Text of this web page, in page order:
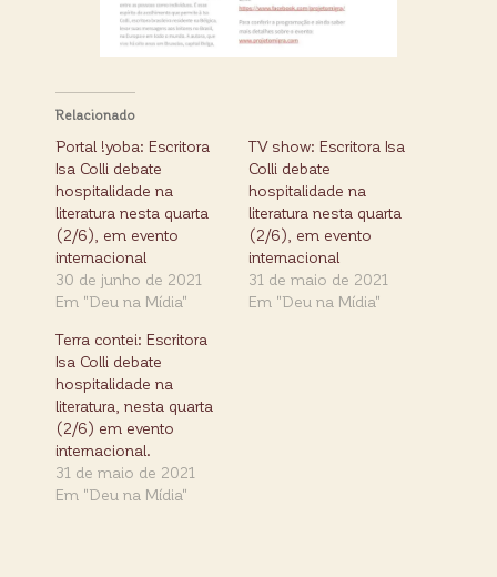
Relacionado
Portal !yoba: Escritora
Isa Colli debate
hospitalidade na
literatura nesta quarta
(2/6), em evento
internacional
30 de junho de 2021
Em "Deu na Mídia"
TV show: Escritora Isa
Colli debate
hospitalidade na
literatura nesta quarta
(2/6), em evento
internacional
31 de maio de 2021
Em "Deu na Mídia"
Terra contei: Escritora
Isa Colli debate
hospitalidade na
literatura, nesta quarta
(2/6) em evento
internacional.
31 de maio de 2021
Em "Deu na Mídia"